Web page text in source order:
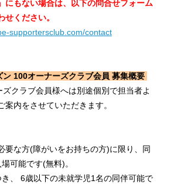
にもない場合は、以下の問合せフォーム
せください。
supportersclub.com/contact
100オーナーズクラブ会員 募集概要
クラブ会員様へは別途個別で担当者よ
案内をさせていただきます。
要な方(障がいをお持ちの方)に限り、同
可能です(無料)。
、 6歳以下の未就学児1名の同伴可能で